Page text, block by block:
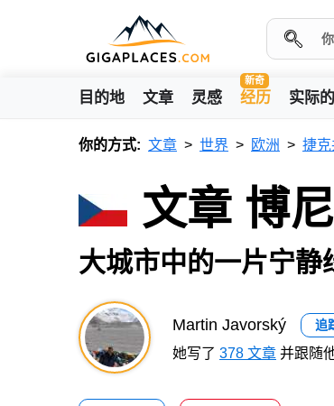
目的地 文章 灵感
新奇
经历 实际的
你的方式: 文章 世界 欧洲 捷克
文章 博
大城市中的一片宁静
Martin Javorský 追
她写了 378 文章 并跟随